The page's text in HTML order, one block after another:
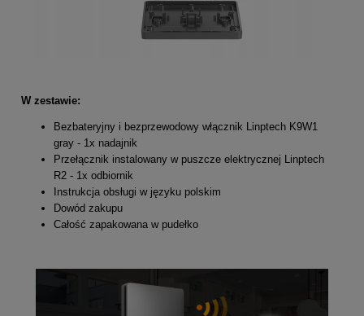
W zestawie:
Bezbateryjny i bezprzewodowy włącznik Linptech K9W1
gray - 1x nadajnik
Przełącznik instalowany w puszcze elektrycznej Linptech
R2 - 1x odbiornik
Instrukcja obsługi w języku polskim
Dowód zakupu
Całość zapakowana w pudełko